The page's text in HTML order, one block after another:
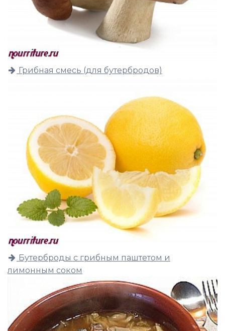
Грибная смесь (для бутербродов)
Бутерброды с грибным паштетом и
лимонным соком